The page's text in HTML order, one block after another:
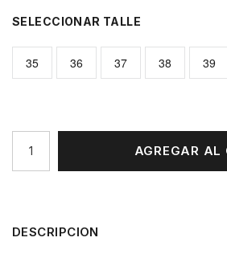
TALLE
35 36 37 38 39
AGREGAR AL
DESCRIPCION